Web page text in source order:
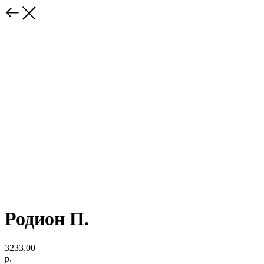
Родион П.
3233,00
р.